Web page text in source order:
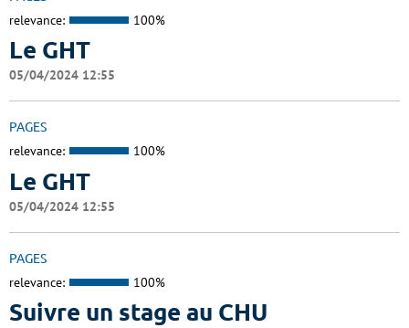
relevance: 100%
Le GHT
05/04/2024 12:55
PAGES
relevance: 100%
Le GHT
05/04/2024 12:55
PAGES
relevance: 100%
Suivre un stage au CHU